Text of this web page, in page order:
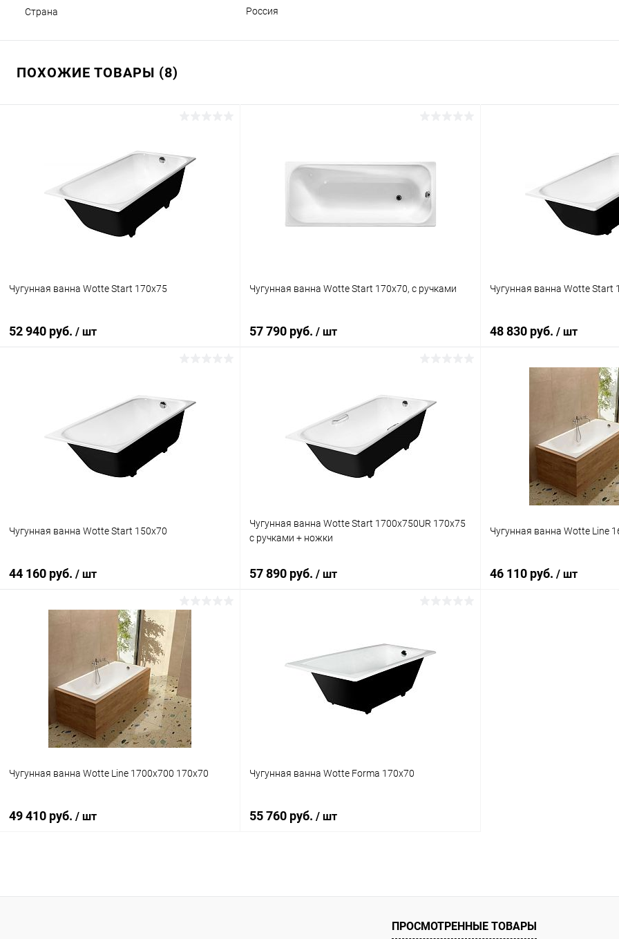
Страна Россия
ПОХОЖИЕ ТОВАРЫ (8)
Чугунная ванна Wotte Start 170x75
52 940 руб. / шт
Купить в 1 клик Сравнение
В избранное Недоступно
Чугунная ванна Wotte Start 170x70, с ручками
57 790 руб. / шт
Купить в 1 клик Сравнение
В избранное Недоступно
Чугунная ванна Wotte Start
48 830 руб. / шт
В
В избранное
Чугунная ванна Wotte Start 150x70
44 160 руб. / шт
В корзину
Сравнение
В избранное Под заказ
Чугунная ванна Wotte Start 1700x750UR 170x75
с ручками + ножки
57 890 руб. / шт
Купить в 1 клик Сравнение
Недоступно
Чугунная ванна Wotte Line
46 110 руб. / шт
Чугунная ванна Wotte Line 1700x700 170x70
49 410 руб. / шт
Чугунная ванна Wotte Forma 170x70
55 760 руб. / шт
Недоступно
ПРОСМОТРЕННЫЕ ТОВАРЫ